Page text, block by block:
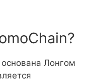
Лонгом